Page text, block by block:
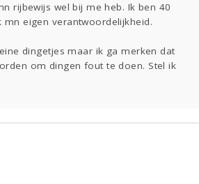
rijbewijs wel bij me heb. Ik ben 40
eigen verantwoordelijkheid.
dingetjes maar ik ga merken dat
om dingen fout te doen. Stel ik